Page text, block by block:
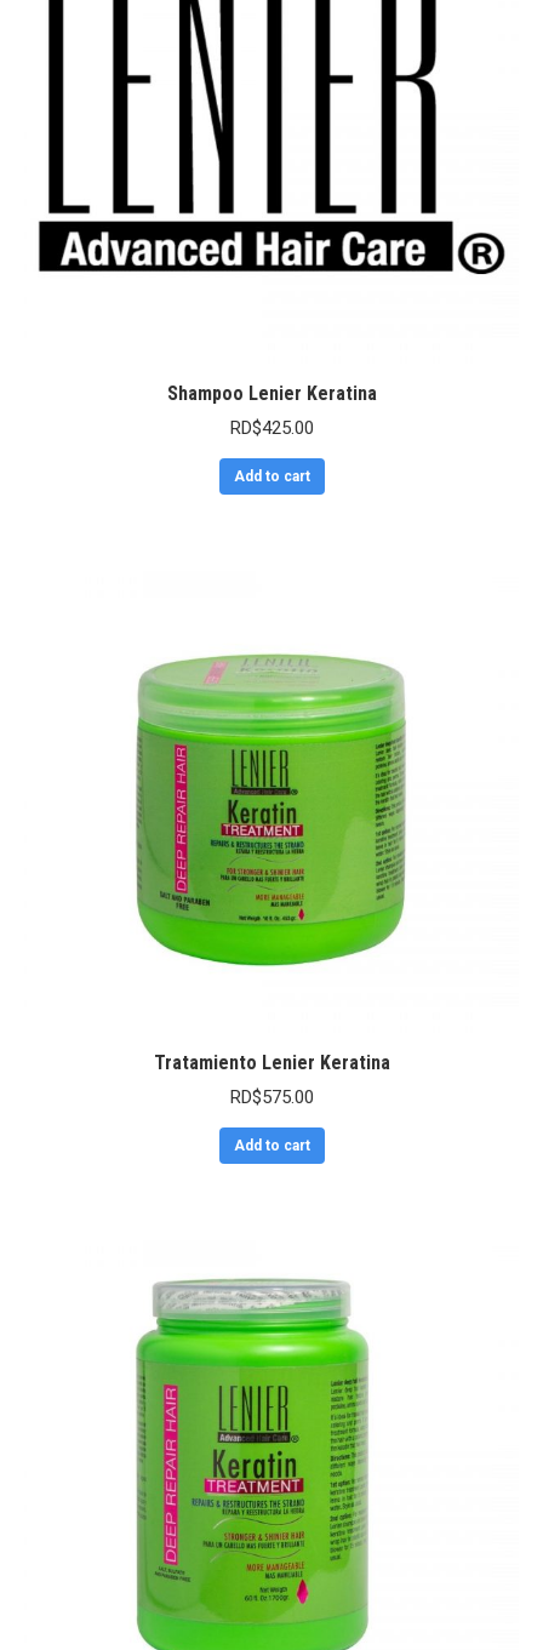
Shampoo Lenier Keratina
RD$425.00
Add to cart
Tratamiento Lenier Keratina
RD$575.00
Add to cart